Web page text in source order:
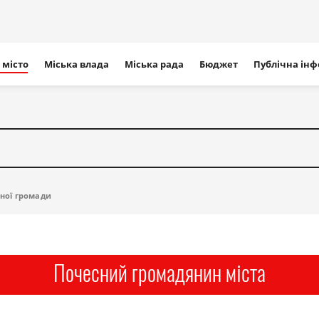
Міська влада Міська рада Бюджет Публічна
громади
Почесний громадянин міста